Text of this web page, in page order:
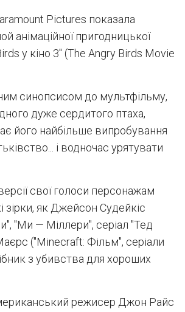
Pictures показала
анімаційної пригодницької
у кіно 3" (The Angry Birds Movie
синопсисом до мультфільму,
дуже сердитого птаха,
його найбільше випробування
і водночас урятувати
свої голоси персонажам
зірки, як Джейсон Судейкіс
"Ми — Міллери", серіал "Тед
("Minecraft: Фільм", серіали
з убивства для хороших
режисер Джон Райс